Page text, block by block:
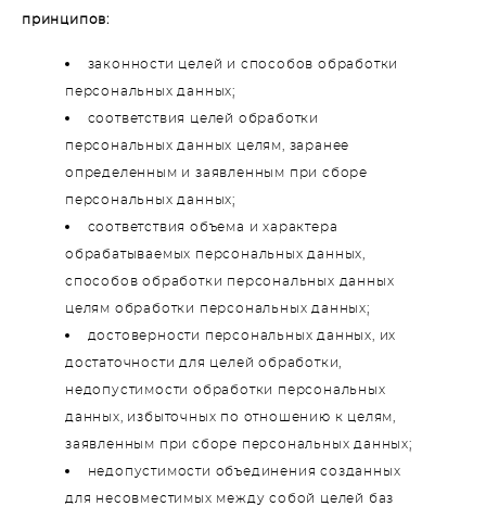
принципов:
законности целей и способов обработки
персональных данных;
соответствия целей обработки
персональных данных целям, заранее
определенным и заявленным при сборе
персональных данных;
соответствия объема и характера
обрабатываемых персональных данных,
способов обработки персональных данных
целям обработки персональных данных;
достоверности персональных данных, их
достаточности для целей обработки,
недопустимости обработки персональных
данных, избыточных по отношению к целям,
заявленным при сборе персональных данных;
недопустимости объединения созданных
для несовместимых между собой целей баз